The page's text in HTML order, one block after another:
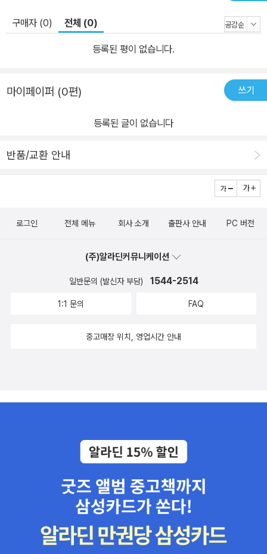
구매자 (0) 전체 (0)
등록된 평이 없습니다.
마이페이퍼 (0편) 쓰기
등록된 글이 없습니다
반품/교환 안내
로그인 전체 메뉴 회사 소개 출판사 안내 PC 버전
(주)알라딘커뮤니케이션
일반문의 (발신자 부담) 1544-2514
1:1 문의 FAQ
중고매장 위치, 영업시간 안내